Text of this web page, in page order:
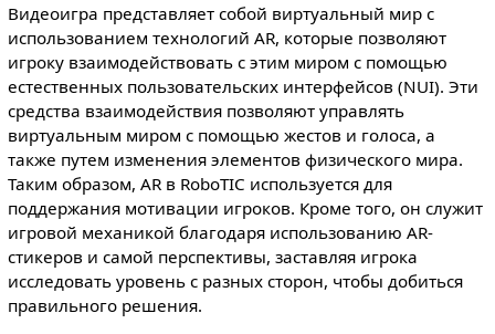
Видеоигра представляет собой виртуальный мир с
использованием технологий AR, которые позволяют
игроку взаимодействовать с этим миром с помощью
естественных пользовательских интерфейсов (NUI). Эти
средства взаимодействия позволяют управлять
виртуальным миром с помощью жестов и голоса, а
также путем изменения элементов физического мира.
Таким образом, AR в RoboTIC используется для
поддержания мотивации игроков. Кроме того, он служит
игровой механикой благодаря использованию AR-
стикеров и самой перспективы, заставляя игрока
исследовать уровень с разных сторон, чтобы добиться
правильного решения.